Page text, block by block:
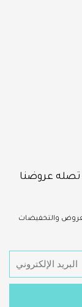
تصله عروضنا
والتخفيضات